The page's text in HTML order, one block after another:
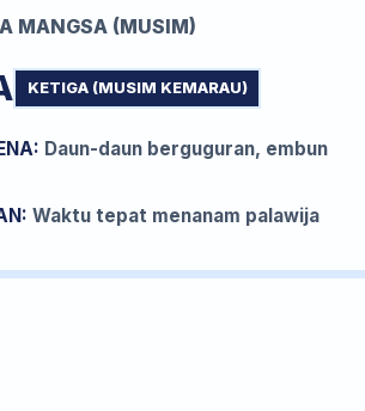
MANGSA (MUSIM)
KETIGA (MUSIM KEMARAU)
Daun-daun berguguran, embun
Waktu tepat menanam palawija